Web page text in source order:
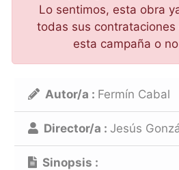
Lo sentimos, esta obra
todas sus
esta campaña o
Autor/a : Fermín Cabal
Director/a : Jesús
Sinopsis :